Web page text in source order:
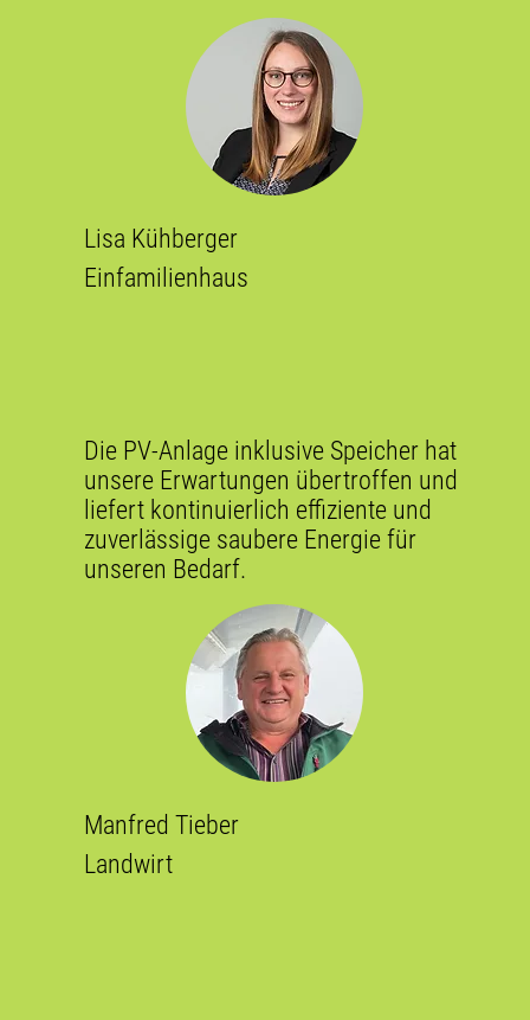
Lisa Kühberger
Einfamilienhaus
Die PV-Anlage inklusive Speicher hat
unsere Erwartungen übertroffen und
liefert kontinuierlich effiziente und
zuverlässige saubere Energie für
unseren Bedarf.
Manfred Tieber
Landwirt